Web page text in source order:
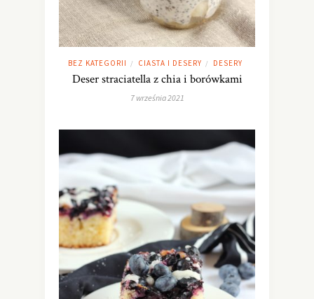
BEZ KATEGORII / CIASTA I DESERY / DESERY
Deser straciatella z chia i borówkami
7 września 2021